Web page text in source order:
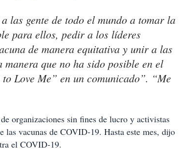
las gente de todo el mundo a tomar la
para ellos, pedir a los líderes
de manera equitativa y unir a las
que no ha sido posible en el
Love Me” en un comunicado”. “Me
organizaciones sin fines de lucro y activistas
vacunas de COVID-19. Hasta este mes, dijo
el COVID-19.